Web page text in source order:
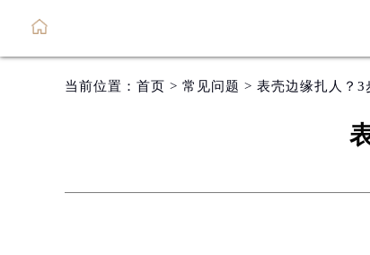
当前位置： 首页 > 常见问题 > 表壳边缘扎人？3